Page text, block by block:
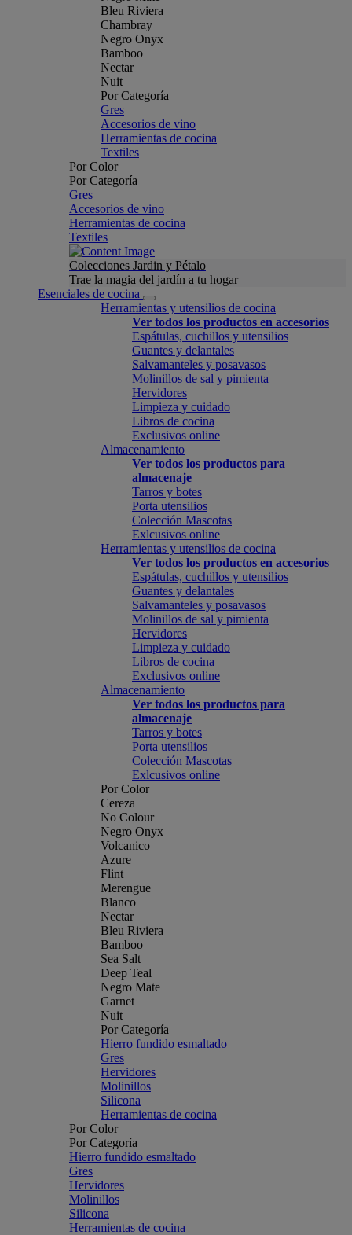
Bleu Riviera
Chambray
Negro Onyx
Bamboo
Nectar
Nuit
Por Categoría
Gres
Accesorios de vino
Herramientas de cocina
Textiles
Por Color
Por Categoría
Gres
Accesorios de vino
Herramientas de cocina
Textiles
Colecciones Jardin y Pétalo
Trae la magia del jardín a tu hogar
Esenciales de cocina
Herramientas y utensilios de cocina
Ver todos los productos en accesorios
Espátulas, cuchillos y utensilios
Guantes y delantales
Salvamanteles y posavasos
Molinillos de sal y pimienta
Hervidores
Limpieza y cuidado
Libros de cocina
Exclusivos online
Almacenamiento
Ver todos los productos para
almacenaje
Tarros y botes
Porta utensilios
Colección Mascotas
Exlcusivos online
Herramientas y utensilios de cocina
Ver todos los productos en accesorios
Espátulas, cuchillos y utensilios
Guantes y delantales
Salvamanteles y posavasos
Molinillos de sal y pimienta
Hervidores
Limpieza y cuidado
Libros de cocina
Exclusivos online
Almacenamiento
Ver todos los productos para
almacenaje
Tarros y botes
Porta utensilios
Colección Mascotas
Exlcusivos online
Por Color
Cereza
No Colour
Negro Onyx
Volcanico
Azure
Flint
Merengue
Blanco
Nectar
Bleu Riviera
Bamboo
Sea Salt
Deep Teal
Negro Mate
Garnet
Nuit
Por Categoría
Hierro fundido esmaltado
Gres
Hervidores
Molinillos
Silicona
Herramientas de cocina
Por Color
Por Categoría
Hierro fundido esmaltado
Gres
Hervidores
Molinillos
Silicona
Herramientas de cocina